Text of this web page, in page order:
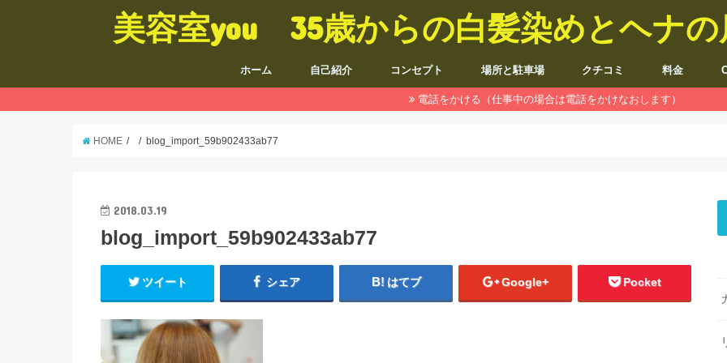
美容室you 35歳からの白髪染めとヘナの
ホーム 自己紹介 コンセプト 場所と駐車場 クチコミ 料金
電話をかける（仕事中の場合は電話をかけなおします）
HOME blog_import_59b902433ab77
2018.03.19
blog_import_59b902433ab77
ツイート シェア はてブ Google+ Pocket